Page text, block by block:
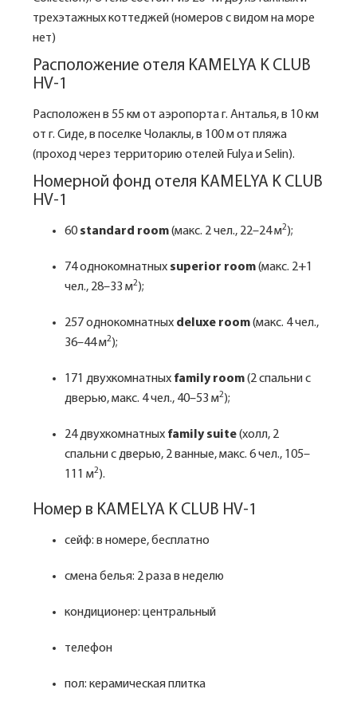
трехэтажных коттеджей (номеров с видом на море
нет)
Расположение отеля KAMELYA K CLUB
HV-1
Расположен в 55 км от аэропорта г. Анталья, в 10 км
от г. Сиде, в поселке Чолаклы, в 100 м от пляжа
(проход через территорию отелей Fulya и Selin).
Номерной фонд отеля KAMELYA K CLUB
HV-1
60 standard room(макс. 2 чел., 22–24 м2);
74 однокомнатных superior room(макс. 2+1
чел., 28–33 м2);
257 однокомнатных deluxe room(макс. 4 чел.,
36–44 м2);
171 двухкомнатных family room(2 спальни с
дверью, макс. 4 чел., 40–53 м2);
24 двухкомнатных family suite(холл, 2
спальни с дверью, 2 ванные, макс. 6 чел., 105–
111 м2).
Номер в KAMELYA K CLUB HV-1
сейф: в номере, бесплатно
смена белья: 2 раза в неделю
кондиционер: центральный
телефон
пол: керамическая плитка